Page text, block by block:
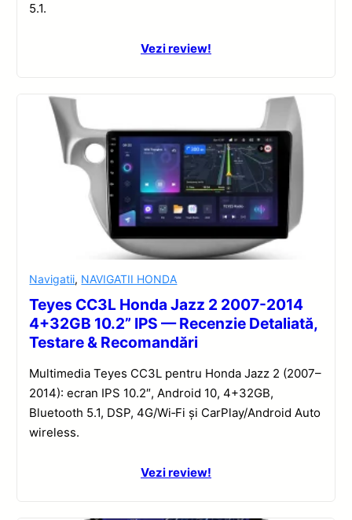
5.1.
Vezi review!
Navigatii, NAVIGATII HONDA
Teyes CC3L Honda Jazz 2 2007-2014
4+32GB 10.2” IPS — Recenzie Detaliată,
Testare & Recomandări
Multimedia Teyes CC3L pentru Honda Jazz 2 (2007–
2014): ecran IPS 10.2″, Android 10, 4+32GB,
Bluetooth 5.1, DSP, 4G/Wi‑Fi și CarPlay/Android Auto
wireless.
Vezi review!